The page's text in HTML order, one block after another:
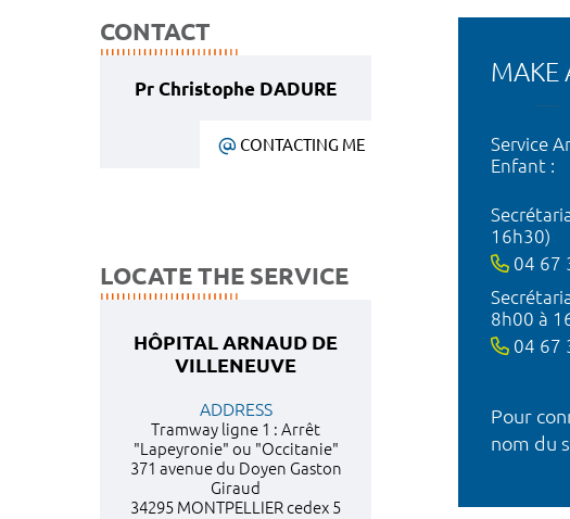
CONTACT
Pr Christophe DADURE
CONTACTING ME
LOCATE THE SERVICE
HÔPITAL ARNAUD DE
VILLENEUVE
ADDRESS
Tramway ligne 1 : Arrêt
"Lapeyronie" ou "Occitanie"
371 avenue du Doyen Gaston
Giraud
34295 MONTPELLIER cedex 5
MAKE
Service
Enfant :
16h30)
04 67
8h00 à
04 67
Pour
nom du